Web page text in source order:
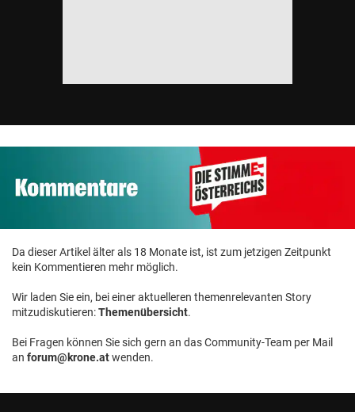
Da dieser Artikel älter als 18 Monate ist, ist zum jetzigen Zeitpunkt
kein Kommentieren mehr möglich.
Wir laden Sie ein, bei einer aktuelleren themenrelevanten Story
mitzudiskutieren:Themenübersicht.
Bei Fragen können Sie sich gern an das Community-Team per Mail
an forum@krone.atwenden.